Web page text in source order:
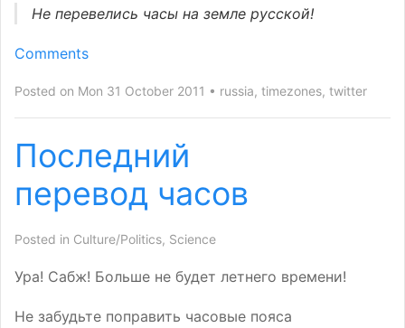
Не перевелись часы на земле русской!
Comments
Posted on Mon 31 October 2011 russia, timezones, twitter
Последний
перевод часов
Posted in Culture/Politics, Science
Ура! Сабж! Больше не будет летнего времени!
Не забудьте поправить часовые пояса